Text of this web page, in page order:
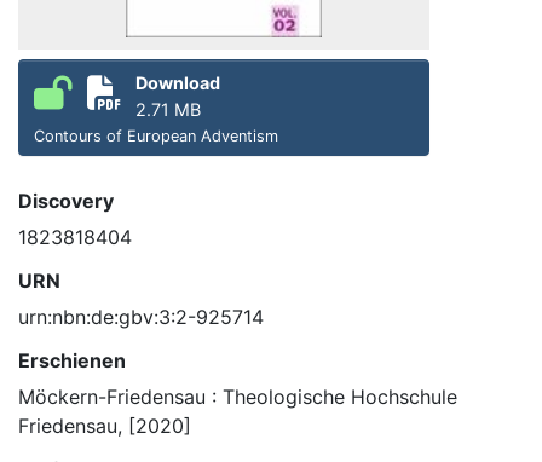
Download
2.71 MB
Contours of European Adventism
Discovery
1823818404
URN
urn:nbn:de:gbv:3:2-925714
Erschienen
Möckern-Friedensau : Theologische Hochschule
Friedensau, [2020]